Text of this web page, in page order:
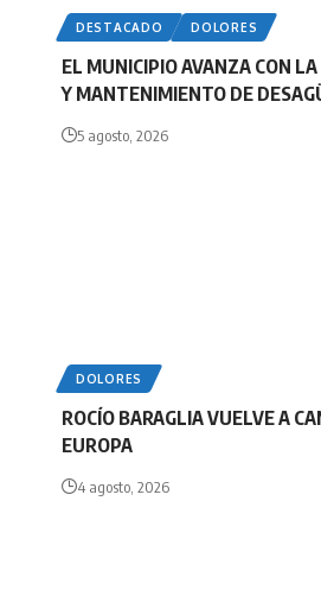
DESTACADO DOLORES
EL MUNICIPIO AVANZA CON
Y MANTENIMIENTO DE
5 agosto, 2026
DOLORES
ROCÍO BARAGLIA VUELVE A
EUROPA
4 agosto, 2026